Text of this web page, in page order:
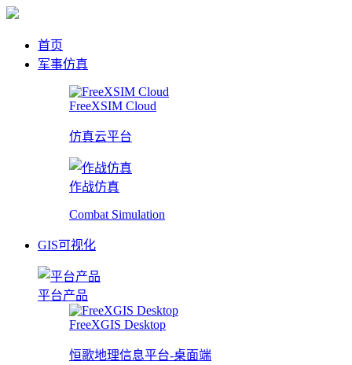
首页
军事仿真
FreeXSIM Cloud
仿真云平台
作战仿真
Combat Simulation
GIS可视化
平台产品
FreeXGIS Desktop
恒歌地理信息平台-桌面端